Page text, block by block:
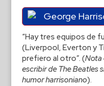
George
“Hay tres equipos de
(Liverpool, Everton y
prefiero al otro”. (Nota
escribir de The Beatles
humor harrisoniano).